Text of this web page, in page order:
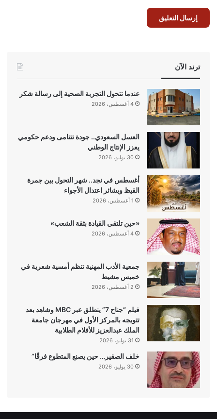
ترند الآن
عندما تتحول التجربة الصحية إلى رسالة شكر
4 أغسطس، 2026
العسل السعودي.. جودة تتنامى ودعم حكومي
يعزز الإنتاج الوطني
30 يوليو، 2026
أغسطس في نجد.. شهر التحول بين جمرة
القيظ وبشائر اعتدال الأجواء
1 أغسطس، 2026
«حين تلتقي القيادة بثقة الشعب»
4 أغسطس، 2026
جمعية الأدب المهنية تنظم أمسية شعرية في
خميس مشيط
2 أغسطس، 2026
فيلم “جناح 7” ينطلق عبر MBC وشاهد بعد
تتويجه بالمركز الأول في مهرجان جامعة
الملك عبدالعزيز للأفلام الطلابية
31 يوليو، 2026
خلف الصقير… حين يصنع المتطوع فرقًا”
30 يوليو، 2026